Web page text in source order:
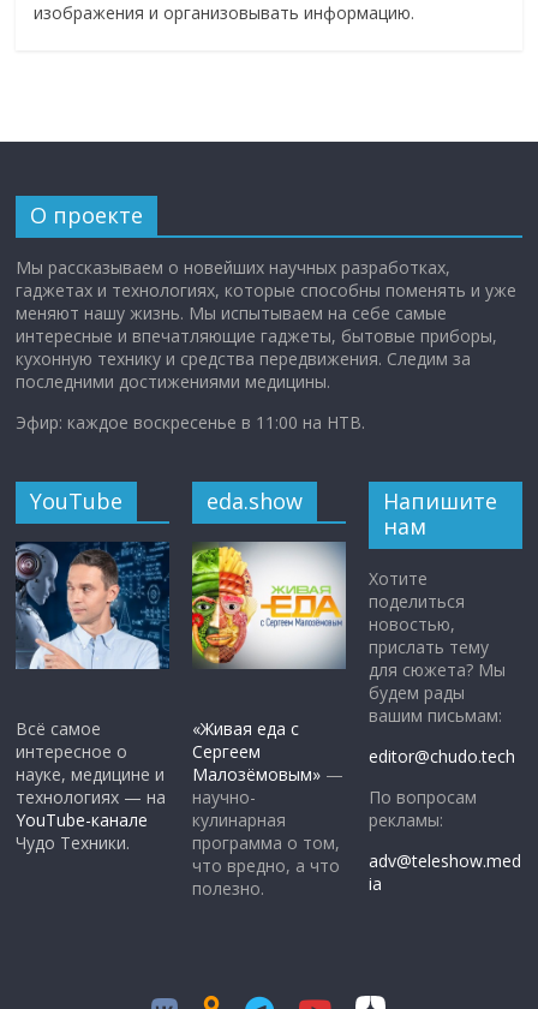
изображения и организовывать информацию.
О проекте
Мы рассказываем о новейших научных разработках,
гаджетах и технологиях, которые способны поменять и уже
меняют нашу жизнь. Мы испытываем на себе самые
интересные и впечатляющие гаджеты, бытовые приборы,
кухонную технику и средства передвижения. Следим за
последними достижениями медицины.
Эфир: каждое воскресенье в 11:00 на НТВ.
YouTube
Всё самое
интересное о
науке, медицине и
технологиях — на
YouTube-канале
Чудо Техники.
eda.show
«Живая еда с
Сергеем
Малозёмовым» —
научно-
кулинарная
программа о том,
что вредно, а что
полезно.
Напишите
нам
Хотите
поделиться
новостью,
прислать тему
для сюжета? Мы
будем рады
вашим письмам:
editor@chudo.tech
По вопросам
рекламы:
adv@teleshow.med
ia